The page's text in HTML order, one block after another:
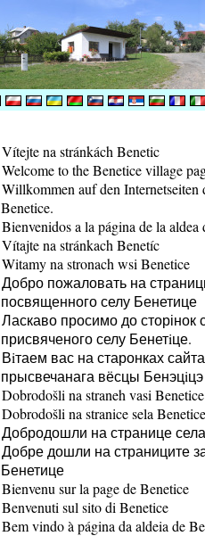
Vítejte na stránkách Benetic
Welcome to the Benetice village
Willkommen auf den Internetseiten
Benetice.
Bienvenidos a la página de la aldea
Vítajte na stránkach Benetíc
Witamy na stronach wsi Benetice
Добро пожаловать на
посвященного селу Бенетице
Ласкаво просимо до сторінок
присвяченого селу Бенетiце.
Вiтаем вас на старонках
прысвечанага вёсцы Бенэцiцэ
Dobrodošli na straneh vasi Benetice
Dobrodošli na stranice sela Benetice
Добродошли на странице
Добре дошли на страниците
Бенетице
Bienvenu sur la page de Benetice
Benvenuti sul sito di Benetice
Bem vindo à página da aldeia de